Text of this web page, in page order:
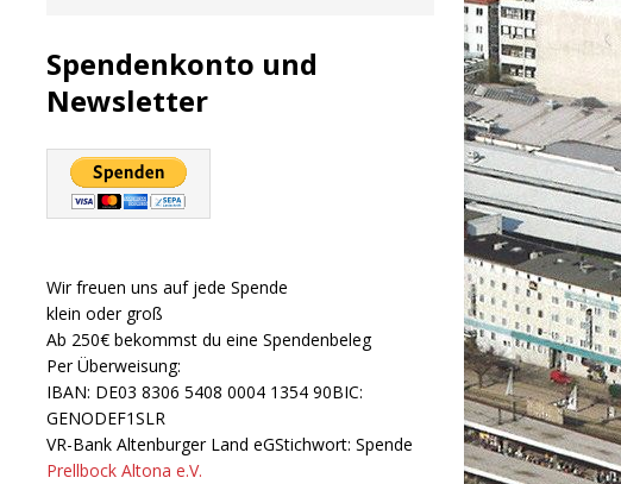
Spendenkonto und
Newsletter
Wir freuen uns auf jede Spende
klein oder groß
Ab 250€ bekommst du eine Spendenbeleg
Per Überweisung:
IBAN: DE03 8306 5408 0004 1354 90BIC:
GENODEF1SLR
VR-Bank Altenburger Land eGStichwort: Spende
Prellbock Altona e.V.